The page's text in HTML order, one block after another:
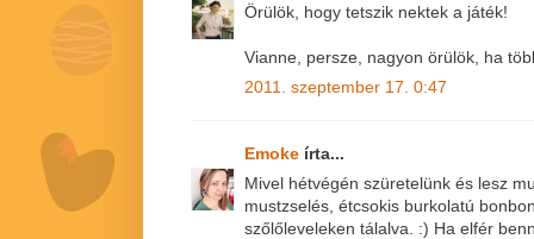
Örülök, hogy tetszik nektek a játék!
Vianne, persze, nagyon örülök, ha
2011. szeptember 17. 0:47
Emoke írta...
Mivel hétvégén szüretelünk és lesz
mustzselés, étcsokis burkolatú
szőlőleveleken tálalva. :) Ha elfér